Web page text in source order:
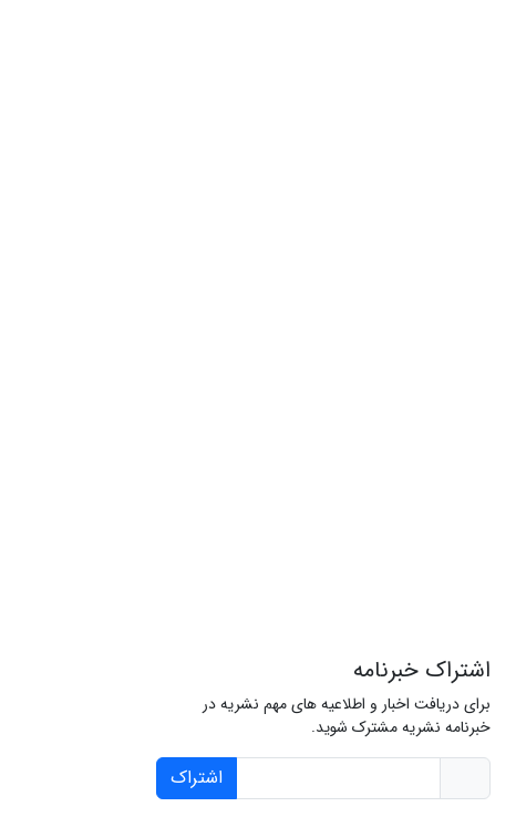
اشتراک خبرنامه
برای دریافت اخبار و اطلاعیه های مهم نشریه در
خبرنامه نشریه مشترک شوید.
اشتراک